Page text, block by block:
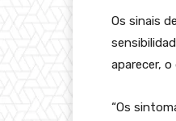
Os sinais
aparecer,
“Os